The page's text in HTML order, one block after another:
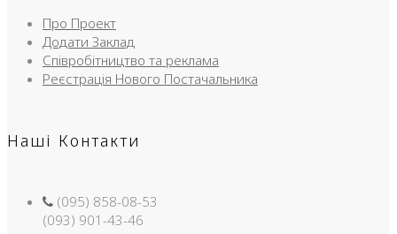
Про Проект
Додати Заклад
Співробітництво та реклама
Реєстрація Нового Постачальника
Наші Контакти
(095) 858-08-53
(093) 901-43-46